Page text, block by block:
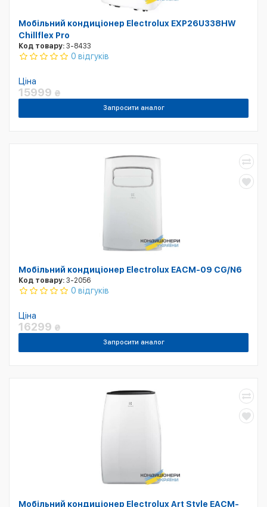
Мобільний кондиціонер Electrolux EXP26U338HW
Chillflex Pro
Код товару: 3-8433
0 відгуків
Ціна
15999 ₴
Запросити аналог
Мобільний кондиціонер Electrolux EACM-09 CG/N6
Код товару: 3-2056
0 відгуків
Ціна
16299 ₴
Запросити аналог
Мобільний кондиціонер Electrolux Art Style EACM-